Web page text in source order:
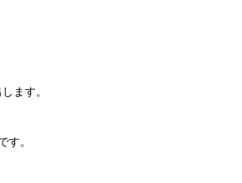
ます。
す。